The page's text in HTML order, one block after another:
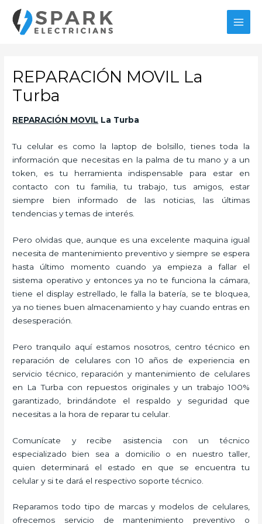
contenido
REPARACIÓN MOVIL La
Turba
REPARACIÓN MOVIL La Turba
Tu celular es como la laptop de bolsillo, tienes toda la
información que necesitas en la palma de tu mano y a un
token, es tu herramienta indispensable para estar en
contacto con tu familia, tu trabajo, tus amigos, estar
siempre bien informado de las noticias, las últimas
tendencias y temas de interés.
Pero olvidas que, aunque es una excelente maquina igual
necesita de mantenimiento preventivo y siempre se espera
hasta último momento cuando ya empieza a fallar el
sistema operativo y entonces ya no te funciona la cámara,
tiene el display estrellado, le falla la batería, se te bloquea,
ya no tienes buen almacenamiento y hay cuando entras en
desesperación.
Pero tranquilo aquí estamos nosotros, centro técnico en
reparación de celulares con 10 años de experiencia en
servicio técnico, reparación y mantenimiento de celulares
en La Turba con repuestos originales y un trabajo 100%
garantizado, brindándote el respaldo y seguridad que
necesitas a la hora de reparar tu celular.
Comunícate y recibe asistencia con un técnico
especializado bien sea a domicilio o en nuestro taller,
quien determinará el estado en que se encuentra tu
celular y si te dará el respectivo soporte técnico.
Reparamos todo tipo de marcas y modelos de celulares,
ofrecemos servicio de mantenimiento preventivo o